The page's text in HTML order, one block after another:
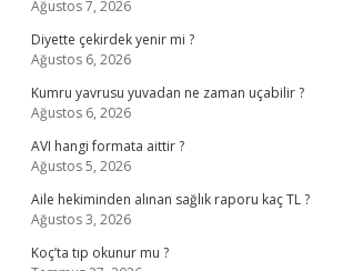
Ağustos 7, 2026
Diyette çekirdek yenir mi ?
Ağustos 6, 2026
Kumru yavrusu yuvadan ne zaman uçabilir ?
Ağustos 6, 2026
AVI hangi formata aittir ?
Ağustos 5, 2026
Aile hekiminden alınan sağlık raporu kaç TL ?
Ağustos 3, 2026
Koç’ta tıp okunur mu ?